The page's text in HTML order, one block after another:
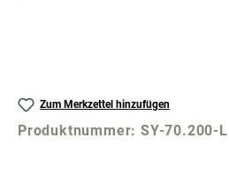
Zum Merkzettel hinzufügen
Produktnummer:SY-70.200-L